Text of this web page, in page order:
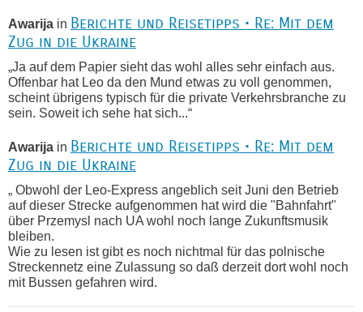
Awarija in Berichte und Reisetipps • Re: Mit dem
Zug in die Ukraine
„Ja auf dem Papier sieht das wohl alles sehr einfach aus.
Offenbar hat Leo da den Mund etwas zu voll genommen,
scheint übrigens typisch für die private Verkehrsbranche zu
sein. Soweit ich sehe hat sich...“
Awarija in Berichte und Reisetipps • Re: Mit dem
Zug in die Ukraine
„ Obwohl der Leo-Express angeblich seit Juni den Betrieb
auf dieser Strecke aufgenommen hat wird die "Bahnfahrt"
über Przemysl nach UA wohl noch lange Zukunftsmusik
bleiben.
Wie zu lesen ist gibt es noch nichtmal für das polnische
Streckennetz eine Zulassung so daß derzeit dort wohl noch
mit Bussen gefahren wird.